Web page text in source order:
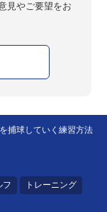
見やご要望をお
捕球していく練習方法
フ トレーニング